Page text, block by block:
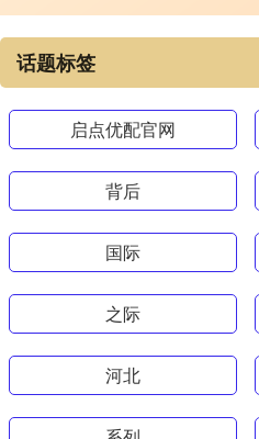
话题标签
启点优配官网
背后
国际
之际
河北